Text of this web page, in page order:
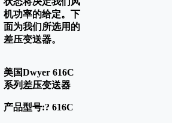
机功率的给定。下
面为我们所选用的
差压变送器。
美国Dwyer 616C
系列差压变送器
产品型号:? 616C